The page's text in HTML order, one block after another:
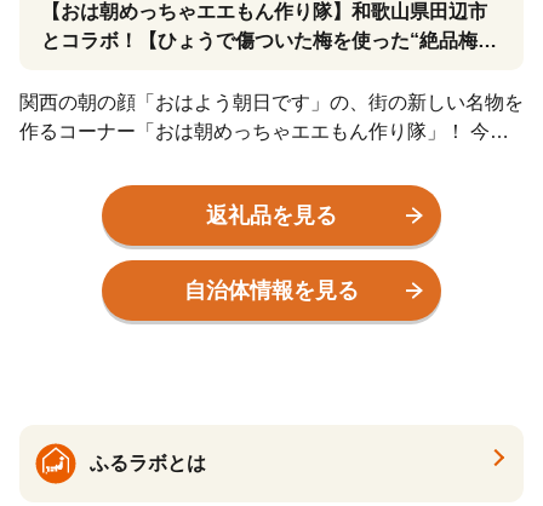
【おは朝めっちゃエエもん作り隊】和歌山県田辺市
とコラボ！【ひょうで傷ついた梅を使った“絶品梅ス
関西の朝の顔「おはよう朝日です」の、街の新しい名物を
作るコーナー「おは朝めっちゃエエもん作り隊」！ 今回
けた傷ついた梅を使い、「絶品梅スイーツ」を作ります！
返礼品を見る
自治体情報を見る
ふるラボとは